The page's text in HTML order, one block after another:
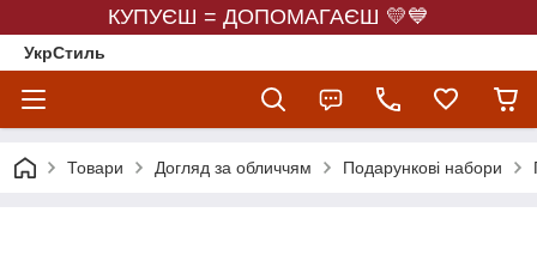
КУПУЄШ = ДОПОМАГАЄШ 💛💙
УкрСтиль
Товари Догляд за обличчям Подарункові набори